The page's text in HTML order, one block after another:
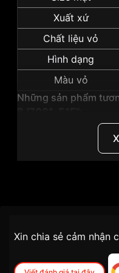
Xuất xứ
Chất liệu vỏ
Hình dạng
Màu vỏ
Những sản phẩm
Đối tượng sử dụng
nhanh chóng – minh
Xin chia sẻ cảm nhận